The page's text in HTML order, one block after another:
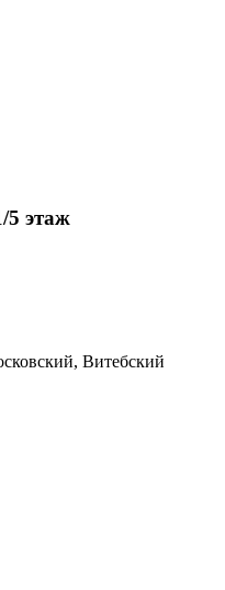
5 этаж
Витебский